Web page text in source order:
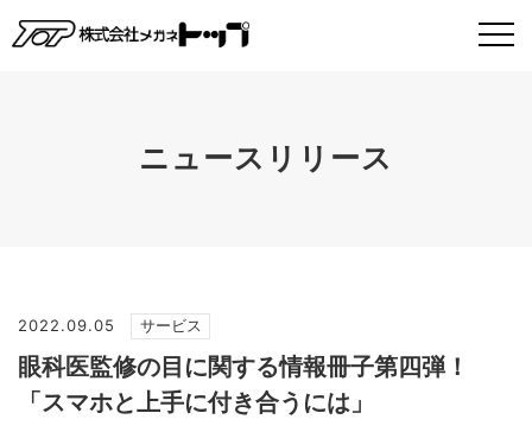
ニュースリリース
2022.09.05 サービス
眼科医監修の目に関する情報冊子第四弾！
「スマホと上手に付き合うには」